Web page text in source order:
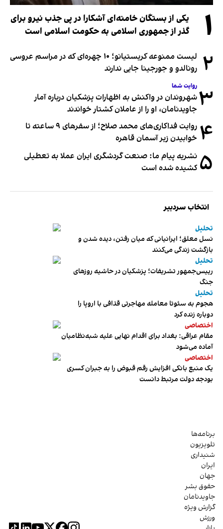
۱
یکی از بستگان خامنه‌ای آشکارا در پی جذب نیرو برای
گذر از جمهوری اسلامی به حکومت اسلامی است
۲
لیست ممنوعه کریستیانو؛ ۱۰ چهره‌ای که در مراسم عروسی
رونالدو و جورجینا جایی ندارند
۳ روایت شما
شهروندان در واکنش به اظهارات پزشکیان درباره آمار
جاویدنامان، او را از عاملان کشتار خواندند
۴
روایت فداکاری‌های محمد صلاح؛ از سفرهای ۹ ساعته تا
خوابیدن زیر آسمان قاهره
۵ نشریه پیام ما: صنعت گردشگری ایران عملا به تعطیلی
کشیده شده است
انتخاب سردبیر
تحلیل
نسل معلق؛ ایرانیانی که میان رفتن، دیده شدن و
بازگشت زندگی می‌کنند
تحلیل
رییس‌جمهور تشریفات؛ پزشکیان در حاشیه روزهای
جنگ
تحلیل
هجوم به سئوتا معامله مهاجرتی قذافی با اروپا را
دوباره زنده کرد
اختصاصی
مقام عراقی: بغداد برای اقدام نهایی علیه شبه‌نظامیان
آماده می‌شود
اختصاصی
یک منبع بانکی افزایش رقم قبوض را به جبران کسری
بودجه دولت مرتبط دانست
برنامه‌ها
تلویزیون
شنیداری
ایران
جهان
حقوق بشر
جاویدنامان
گزارش ویژه
ورزش